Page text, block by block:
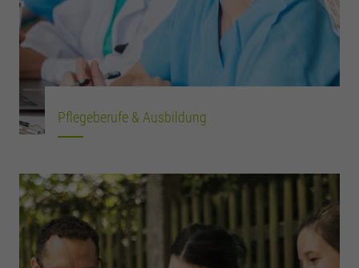
Pflegeberufe & Ausbildung